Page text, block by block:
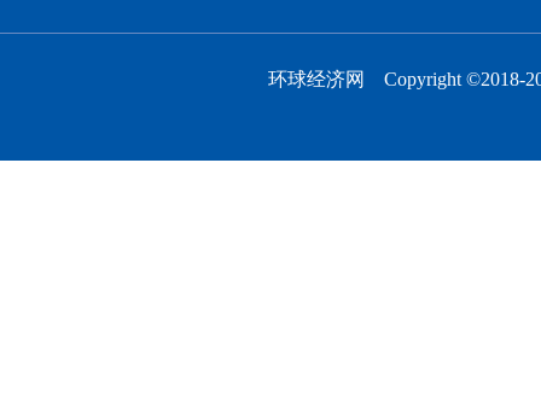
环球经济网 Copyright ©2018-